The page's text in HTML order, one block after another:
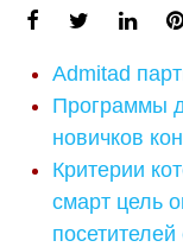
Admitad
Программы
новичков
Критерии
смарт цель
посетителей